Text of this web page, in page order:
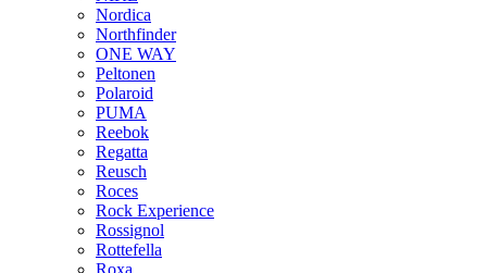
Nordica
Northfinder
ONE WAY
Peltonen
Polaroid
PUMA
Reebok
Regatta
Reusch
Roces
Rock Experience
Rossignol
Rottefella
Roxa